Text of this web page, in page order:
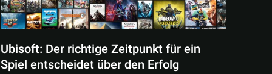
Ubisoft: Der richtige Zeitpunkt für ein
Spiel entscheidet über den Erfolg